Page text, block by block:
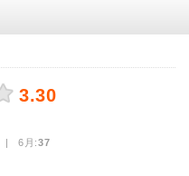
3.30
| 6月:37